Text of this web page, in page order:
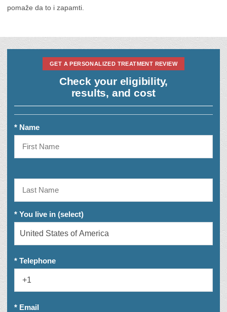
pomaže da to i zapamti.
GET A PERSONALIZED TREATMENT REVIEW
Check your eligibility,
results, and cost
* Name
* You live in (select)
* Telephone
* Email